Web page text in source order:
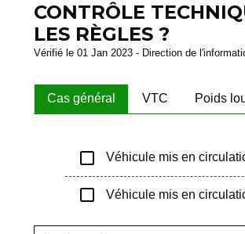
CONTRÔLE
LES RÈGLES ?
Vérifié le 01 Jan 2023 - Direction de
Cas général VTC Poids
check_box_outline_blank Véhicule mis en
check_box_outline_blank Véhicule mis en